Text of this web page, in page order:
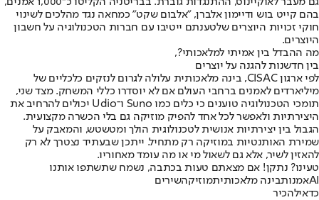
בהם קייט בוש ודיימון אלברן, "אלבום שקט" כמחאה נגד מהלכים לשינוי
חוקי זכויות היוצרים שלטענתם ייטיבו עם חברות הטכנולוגיה על חשבון
היוצרים.
מה ההבדל בין אמיתי למלאכותי?,
בין חדשנות להגנה על יוצרים
לפי ארגון CISAC, בינה מלאכותית עלולה לגרום לנזקים כלכליים של
מיליארדים לאמנים ברחבי העולם אם לא יוסדרו כללי המשחק. מצד שני,
תומכי הטכנולוגיה טוענים כי כלים כמו Suno ו־Udio יכולים להרחיב את
היצירתיות ולאפשר לכל אחד להפיק מוזיקה גם בלי הכשרה מקצועית.
הגבול בין יצירתיות אנושית לטכנולוגית הולך ומטשטש, והמאבק על
שמירת האותנטיות במוזיקה רק מתחיל. ייתכן שבעתיד נצטרך לא רק
להאזין לשיר, אלא גם לשאול מי או מה עומד מאחוריו.
טעינו? נתקן! אם מצאתם טעות בכתבה, נשמח שתשתפו אותנו
AIאמנותבינה מלאכותיתמוזיקהשירים
כדאילהכיר